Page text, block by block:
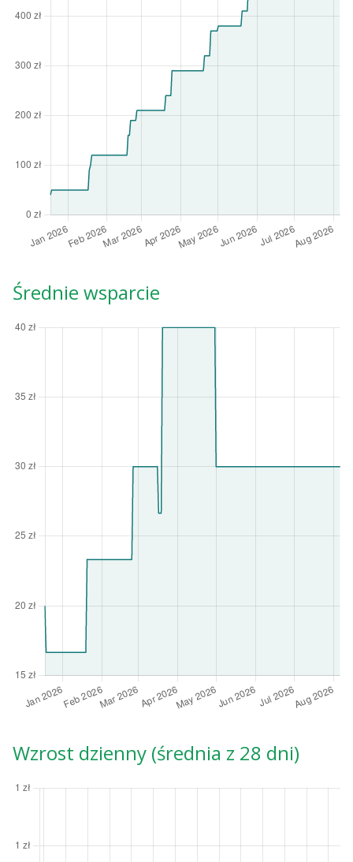
Średnie wsparcie
Wzrost dzienny (średnia z 28 dni)